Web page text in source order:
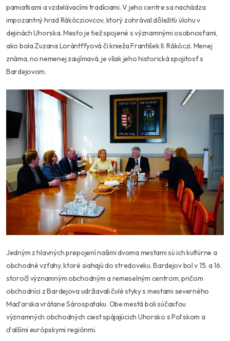
pamiatkami a vzdelávacími tradíciami. V jeho centre sa nachádza
impozantný hrad Rákócziovcov, ktorý zohrával dôležitú úlohu v
dejinách Uhorska. Mesto je tiež spojené s významnými osobnosťami,
ako bola Zuzana Lorántffyová či knieža František II. Rákóczi. Menej
známa, no nemenej zaujímavá, je však jeho historická spojitosť s
Bardejovom.
Jedným z hlavných prepojení našimi dvoma mestami sú ich kultúrne a
obchodné vzťahy, ktoré siahajú do stredoveku. Bardejov bol v 15. a 16.
storočí významným obchodným a remeselným centrom, pričom
obchodníci z Bardejova udržiavali čulé styky s mestami severného
Maďarska vrátane Sárospataku. Obe mestá boli súčasťou
významných obchodných ciest spájajúcich Uhorsko s Poľskom a
ďalšími európskymi regiónmi.